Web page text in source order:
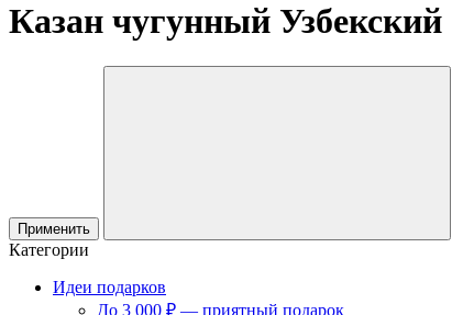
Казан чугунный Узбекский
Применить
Категории
Идеи подарков
До 3 000 ₽ — приятный подарок